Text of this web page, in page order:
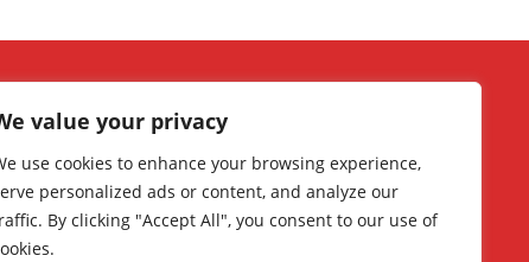
value your privacy
use cookies to enhance your browsing experience,
personalized ads or content, and analyze our
By clicking "Accept All", you consent to our use of
Du Site